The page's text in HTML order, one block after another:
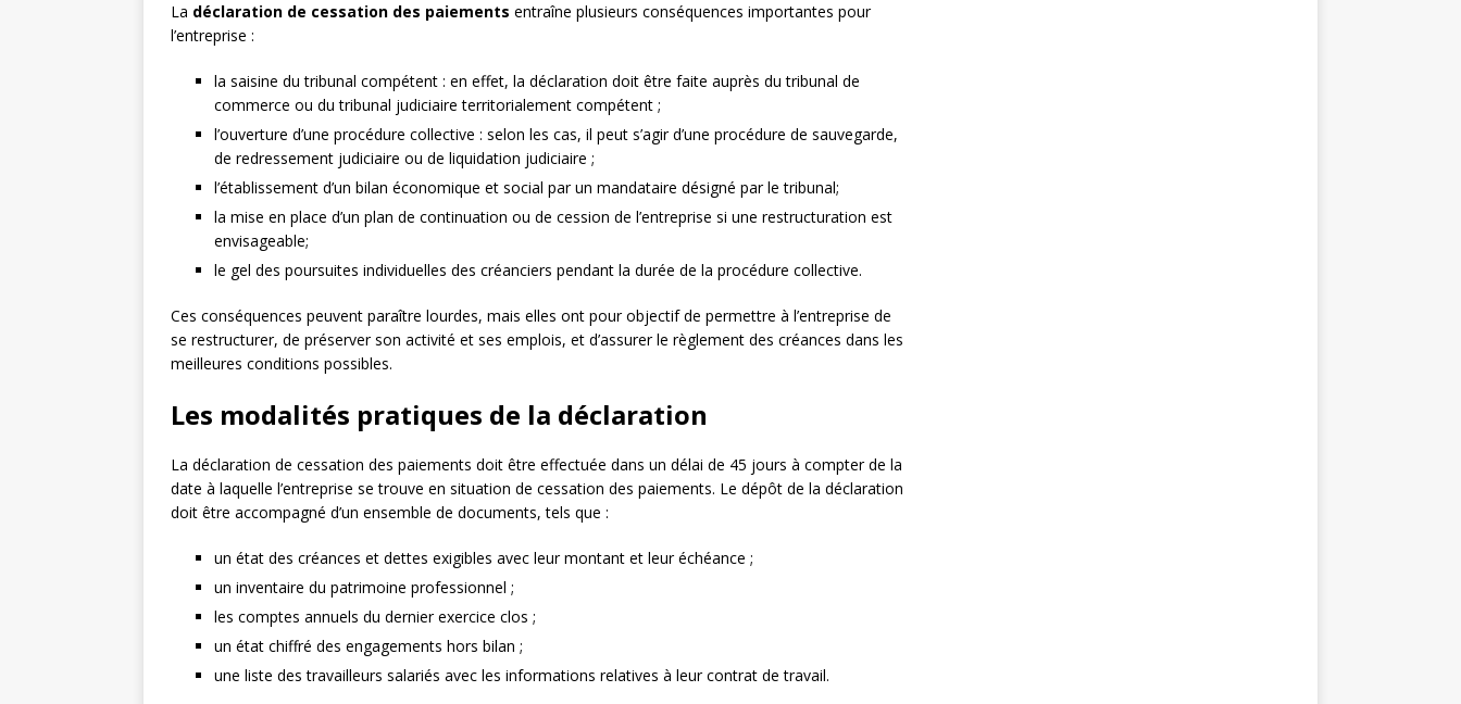
La déclaration de cessation des paiements entraîne plusieurs conséquences importantes pour
l’entreprise :
la saisine du tribunal compétent : en effet, la déclaration doit être faite auprès du tribunal de
commerce ou du tribunal judiciaire territorialement compétent ;
l’ouverture d’une procédure collective : selon les cas, il peut s’agir d’une procédure de sauvegarde,
de redressement judiciaire ou de liquidation judiciaire ;
l’établissement d’un bilan économique et social par un mandataire désigné par le tribunal;
la mise en place d’un plan de continuation ou de cession de l’entreprise si une restructuration est
envisageable;
le gel des poursuites individuelles des créanciers pendant la durée de la procédure collective.
Ces conséquences peuvent paraître lourdes, mais elles ont pour objectif de permettre à l’entreprise de
se restructurer, de préserver son activité et ses emplois, et d’assurer le règlement des créances dans les
meilleures conditions possibles.
Les modalités pratiques de la déclaration
La déclaration de cessation des paiements doit être effectuée dans un délai de 45 jours à compter de la
date à laquelle l’entreprise se trouve en situation de cessation des paiements. Le dépôt de la déclaration
doit être accompagné d’un ensemble de documents, tels que :
un état des créances et dettes exigibles avec leur montant et leur échéance ;
un inventaire du patrimoine professionnel ;
les comptes annuels du dernier exercice clos ;
un état chiffré des engagements hors bilan ;
une liste des travailleurs salariés avec les informations relatives à leur contrat de travail.